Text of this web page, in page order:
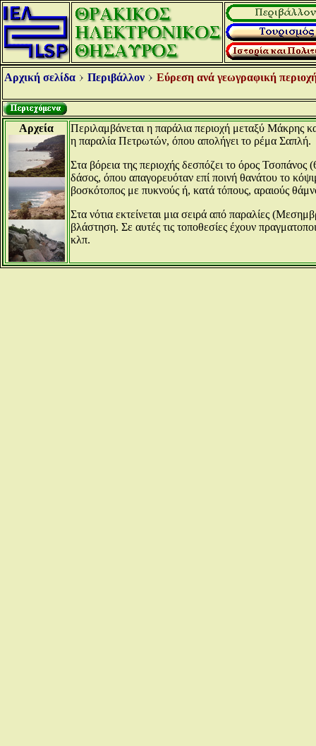
Αρχική σελίδα Περιβάλλον Εύρεση ανά γεωγραφική
Αρχεία
Περιλαμβάνεται η παράλια περιοχή μεταξύ Μάκρης
η παραλία Πετρωτών, όπου απολήγει το ρέμα Σαπλή.
Στα βόρεια της περιοχής δεσπόζει το όρος
δάσος, όπου απαγορευόταν επί ποινή θανάτου το
βοσκότοπος με πυκνούς ή, κατά τόπους, αραιούς
Στα νότια εκτείνεται μια σειρά από παραλίες
βλάστηση. Σε αυτές τις τοποθεσίες έχουν
κλπ.